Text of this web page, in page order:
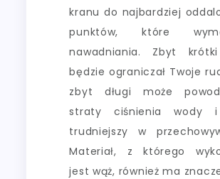
kranu do najbardziej
punktów, które
nawadniania. Zbyt
będzie ograniczał Twoje
zbyt długi może
straty ciśnienia wody
trudniejszy w
Materiał, z którego
jest wąż, również ma